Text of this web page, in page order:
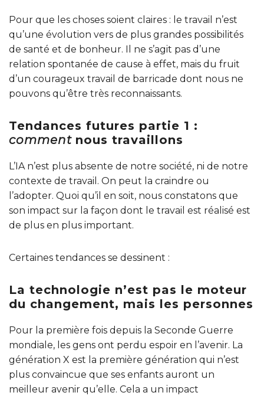
Pour que les choses soient claires : le travail n’est
qu’une évolution vers de plus grandes possibilités
de santé et de bonheur. Il ne s’agit pas d’une
relation spontanée de cause à effet, mais du fruit
d’un courageux travail de barricade dont nous ne
pouvons qu’être très reconnaissants.
Tendances futures partie 1 :
comment nous travaillons
L’IA n’est plus absente de notre société, ni de notre
contexte de travail. On peut la craindre ou
l’adopter. Quoi qu’il en soit, nous constatons que
son impact sur la façon dont le travail est réalisé est
de plus en plus important.
Certaines tendances se dessinent :
La technologie n’est pas le moteur
du changement, mais les personnes
Pour la première fois depuis la Seconde Guerre
mondiale, les gens ont perdu espoir en l’avenir. La
génération X est la première génération qui n’est
plus convaincue que ses enfants auront un
meilleur avenir qu’elle. Cela a un impact